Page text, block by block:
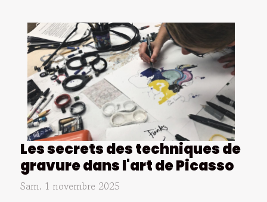
Les secrets des techniques de
gravure dans l'art de Picasso
Sam. 1 novembre 2025